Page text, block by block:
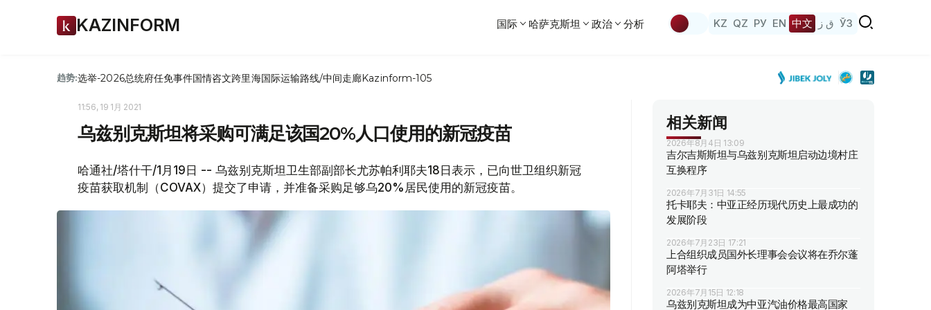
KAZINFORM 国际 哈萨克斯坦 政治 分析 KZ QZ РУ EN 中文 ق ز ЎЗ
趋势:选举-2026总统府任免事件国情咨文跨里海国际运输路线/中间走廊Kazinform-105
11:56, 19 1月 2021
乌兹别克斯坦将采购可满足该国20%人口使用的新冠疫苗
哈通社/塔什干/1月19日 -- 乌兹别克斯坦卫生部副部长尤苏帕利耶夫18日表示，已向世卫组织新冠
疫苗获取机制（COVAX）提交了申请，并准备采购足够乌20%居民使用的新冠疫苗。
相关新闻
2026年8月4日 13:09
吉尔吉斯斯坦与乌兹别克斯坦启动边境村庄
互换程序
2026年7月31日 14:55
托卡耶夫：中亚正经历现代历史上最成功的
发展阶段
2026年7月23日 17:21
上合组织成员国外长理事会会议将在乔尔蓬
阿塔举行
2026年7月15日 12:18
乌兹别克斯坦成为中亚汽油价格最高国家